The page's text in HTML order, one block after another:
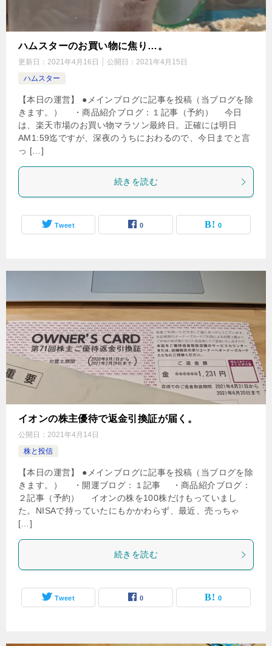
ハムスターのお買い物に焦り…。
更新日： 2021年4月16日 公開日： 2021年4月15日
ハムスター
【本日の運営】 ●メインブログに記事を投稿（当ブログを除
きます。） ・商品紹介ブログ：１記事（予約） 今日
は、楽天市場のお買い物マラソン最終日。正確には明日
AM1:59迄ですが、深夜のうちにおわるので、今日までと言
っ […]
続きを読む
Tweet 0 0
イオンの株主優待で返金引換証が届く。
公開日： 2021年4月14日
株と投信
【本日の運営】 ●メインブログに記事を投稿（当ブログを除
きます。） ・開運ブログ：１記事 ・商品紹介ブログ：
２記事（予約） イオンの株を100株だけもっていまし
た。NISAで持っていたにもかかわらず、最近、売っちゃ
[…]
続きを読む
Tweet 0 0